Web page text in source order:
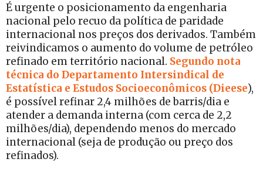
É urgente o posicionamento da engenharia
nacional pelo recuo da política de paridade
internacional nos preços dos derivados. Também
reivindicamos o aumento do volume de petróleo
refinado em território nacional. Segundo nota
técnica do Departamento Intersindical de
Estatística e Estudos Socioeconômicos (Dieese),
é possível refinar 2,4 milhões de barris/dia e
atender a demanda interna (com cerca de 2,2
milhões/dia), dependendo menos do mercado
internacional (seja de produção ou preço dos
refinados).